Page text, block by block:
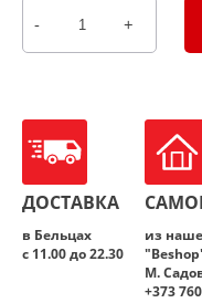
Количество
СТРИПСЫ
- +
ДОСТАВКА
в Бельцах
с 11.00 до 22.30
из
M.
+373